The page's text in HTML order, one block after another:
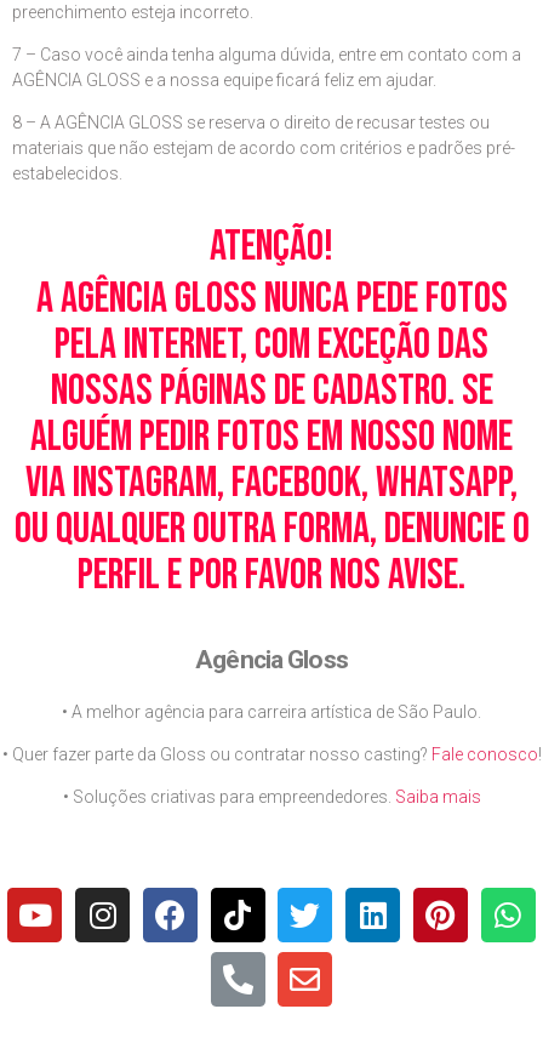
preenchimento esteja incorreto.
7 – Caso você ainda tenha alguma dúvida, entre em contato com a
AGÊNCIA GLOSS e a nossa equipe ficará feliz em ajudar.
8 – A AGÊNCIA GLOSS se reserva o direito de recusar testes ou
materiais que não estejam de acordo com critérios e padrões pré-
estabelecidos.
Atenção!
A Agência Gloss nunca pede fotos
pela Internet, com exceção das
nossas páginas de cadastro. Se
alguém pedir fotos em nosso nome
via Instagram, Facebook, WhatsApp,
ou qualquer outra forma, denuncie o
perfil e por favor nos avise.
Agência Gloss
• A melhor agência para carreira artística de São Paulo.
• Quer fazer parte da Gloss ou contratar nosso casting? Fale conosco!
• Soluções criativas para empreendedores. Saiba mais